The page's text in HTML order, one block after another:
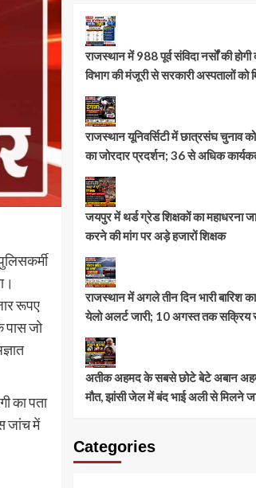
रूपए
पास जो
का पता
जांच में
राजस्थान में 988 पूर्व संविदा नर्सों की होगी
विभाग की मंजूरी से सरकारी अस्पतालों को
राजस्थान यूनिवर्सिटी में छात्रसंघ चुनाव
का जोरदार प्रदर्शन; 36 से अधिक
जयपुर में थर्ड ग्रेड शिक्षकों का महाधरना
करने की मांग पर अड़े हजारों शिक्षक
राजस्थान में अगले तीन दिन भारी बारिश
येलो अलर्ट जारी; 10 अगस्त तक सक्रिय
अतीक अहमद के सबसे छोटे बेटे अबान
मौत, झांसी जेल में बंद भाई अली से मिलने जा
Categories